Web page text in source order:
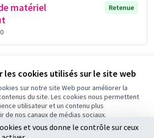
les cookies utilisés sur le site web
sur notre site Web pour améliorer la
du site. Les cookies nous permettent
utilisateur et un contenu plus
de nos canaux de médias sociaux.
Tout accepter
matériel
Retenue
0
et vous donne le contrôle sur ceux